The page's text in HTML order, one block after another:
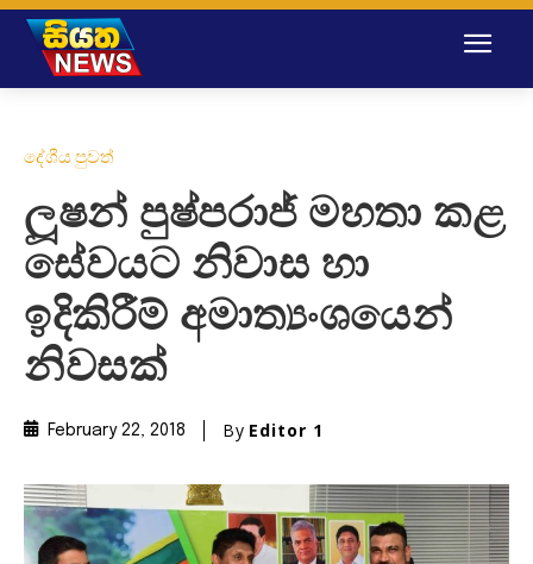
දේශීය පුවත්
ලූෂන් පුෂ්පරාජ් මහතා කළ
සේවයට නිවාස හා
ඉදිකිරීම් අමාත්‍යංශයෙන්
නිවසක්
February 22, 2018 By Editor 1